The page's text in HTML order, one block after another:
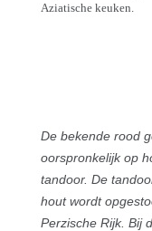
Aziatische keuken.
De bekende rood
oorspronkelijk op
tandoor. De
hout wordt
Perzische Rijk. Bij